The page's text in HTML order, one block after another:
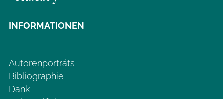
INFORMATIONEN
Autorenporträts
Bibliographie
Dank